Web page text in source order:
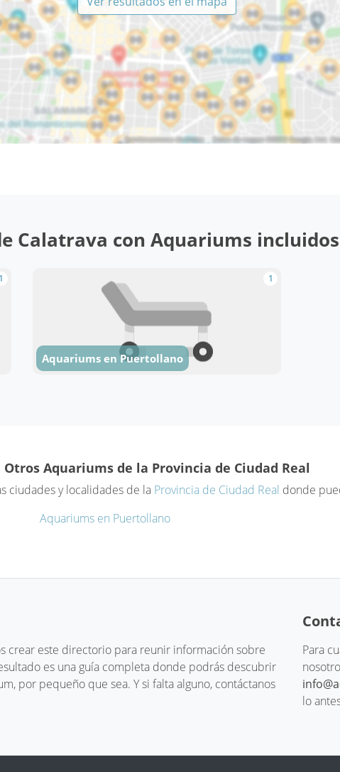
Calatrava con Aquariums
1 1
Aquariums en Puertollano
Otros Aquariums de la Provincia de Ciudad Real
ciudades y localidades de la Provincia de Ciudad Real donde
Aquariums en Puertollano
crear este directorio para reunir información sobre
es una guía completa donde podrás descubrir
por pequeño que sea. Y si falta alguno, contáctanos
Para
lo